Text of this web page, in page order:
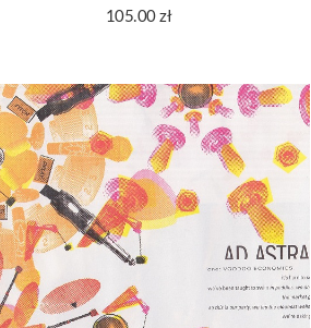
105.00zł